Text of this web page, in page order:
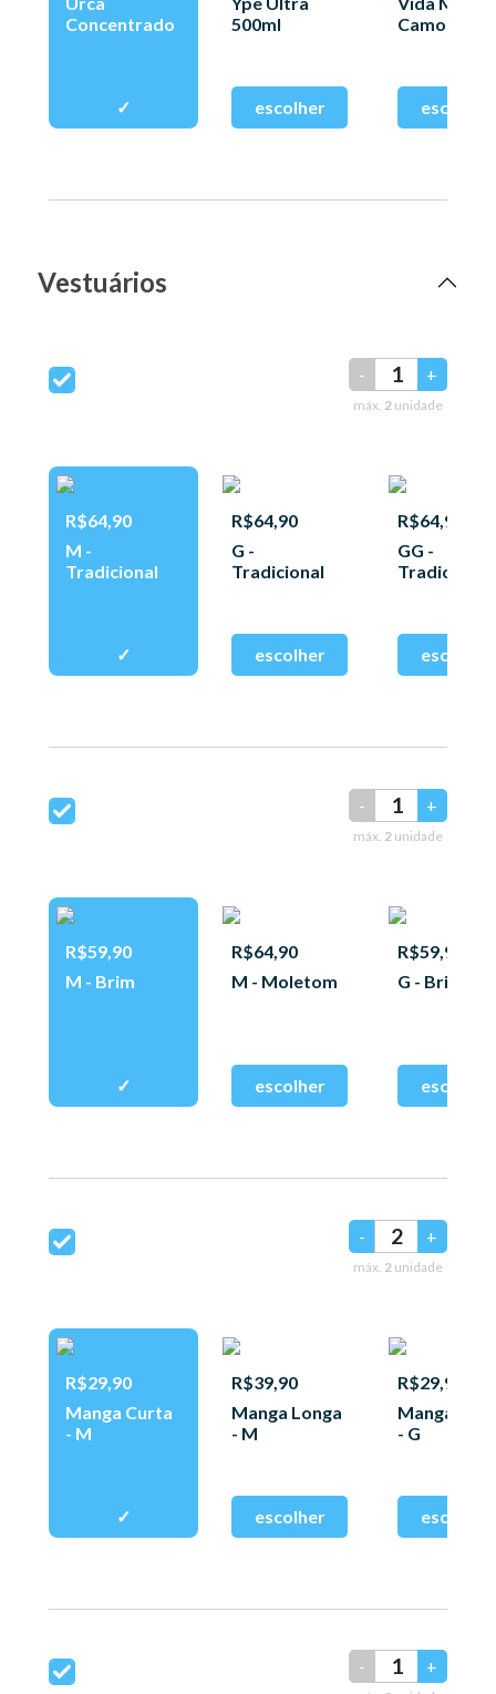
Concentrado
500ml
Camomila
Vestuários
- +
máx. 2 unidade
R$64,90
M -
Tradicional
R$64,90
G -
Tradicional
R$64,90
GG -
Tradicional
- +
máx. 2 unidade
R$59,90
M - Brim
R$64,90
M - Moletom
R$59,90
G - Brim
- +
máx. 2 unidade
R$29,90
Manga Curta
- M
R$39,90
Manga Longa
- M
R$29,90
Manga
- G
- +